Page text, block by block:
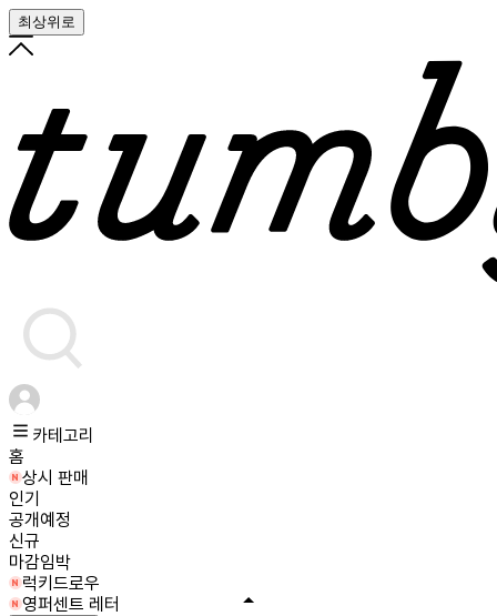
최상위로
카테고리
홈
상시 판매
인기
공개예정
신규
마감임박
럭키드로우
영퍼센트 레터